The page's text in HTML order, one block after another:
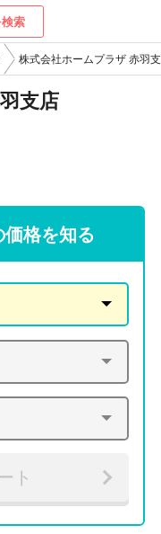
索
株式会社ホームプラザ 赤羽
支店
格を知る
ト